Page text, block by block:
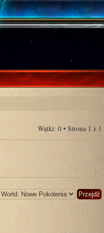
Wątki: 0 • Strona 1 z 1